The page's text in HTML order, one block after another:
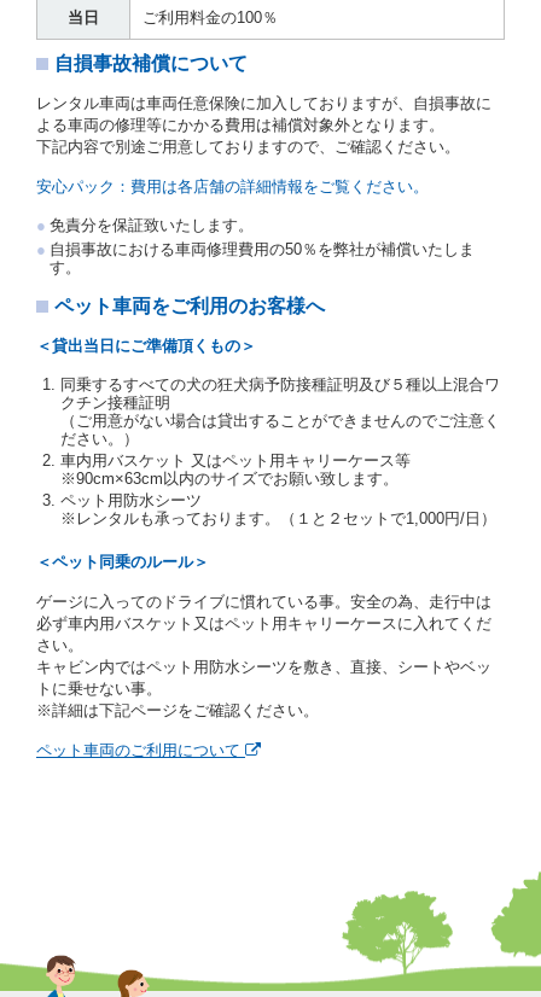
運転者の氏名、住所、運転免許の種類及び運転免許証
写しを添付するため、貸渡契約の締結にあたり、借受
人に対し、借受人の指定する運転者（以下「運転者」
といいます。）の運転免許証の提示を求めるほか、そ
の写しの提出を求めることがあります。この場合、借
受人は、自己が運転者であるときは自己の運転免許証
の運転免許証を提示するものとします。
交通局長通達「レンタカーに関する基本通達」（自
旅第138号 平成7年6月13日）の２．(10)及び(11)の
注２）運転免許証とは、道路交通法第９２条に規定
される運転免許証のうち、道路交通法施行規則第１
９条別記様式第１４の書式の運転免許証をいいま
す。
当社は、貸渡契約の締結にあたり、借受人及び運転者
に対し、運転免許証のほかに本人確認ができる書類の
提示を求め、及び提出された書類の写しをとることが
あります。
当社は、貸渡契約の締結にあたり、借受期間中に借受
人及び運転者と連絡するための携帯電話番号等の告知
を求めます。
レジットカード若しくは現金による支払いを求め、又
借受人は契約後の借受期間の延長はできないものとし
ます。
当社は、借受人又は運転者が前3項に従わない場合
は、貸渡契約の締結を拒絶するとともに、予約を取消
すことができるものとします。なお、この場合の予約
申込金等の扱いについては、第4条第5項を適用するも
のとします。
有していないとき、又は運転免許証の提示をせず、
もしくは当社が求めたにもかかわらず、その運転者
の運転免許証の写しの提出に同意しないとき。 ②
酒気を帯びていると認められるとき。
③ 麻薬、覚せい剤、シンナー、危険ドラッグ等によ
当日 ご利用料金の100％
自損事故補償について
レンタル車両は車両任意保険に加入しておりますが、自損事故に
よる車両の修理等にかかる費用は補償対象外となります。
下記内容で別途ご用意しておりますので、ご確認ください。
安心パック：費用は各店舗の詳細情報をご覧ください。
免責分を保証致いたします。
自損事故における車両修理費用の50％を弊社が補償いたしま
す。
ペット車両をご利用のお客様へ
＜貸出当日にご準備頂くもの＞
同乗するすべての犬の狂犬病予防接種証明及び５種以上混合ワ
クチン接種証明
（ご用意がない場合は貸出することができませんのでご注意く
ださい。）
車内用バスケット 又はペット用キャリーケース等
※90cm×63cm以内のサイズでお願い致します。
ペット用防水シーツ
※レンタルも承っております。（１と２セットで1,000円/日）
＜ペット同乗のルール＞
ゲージに入ってのドライブに慣れている事。安全の為、走行中は
必ず車内用バスケット又はペット用キャリーケースに入れてくだ
さい。
キャビン内ではペット用防水シーツを敷き、直接、シートやベッ
トに乗せない事。
※詳細は下記ページをご確認ください。
ペット車両のご利用について